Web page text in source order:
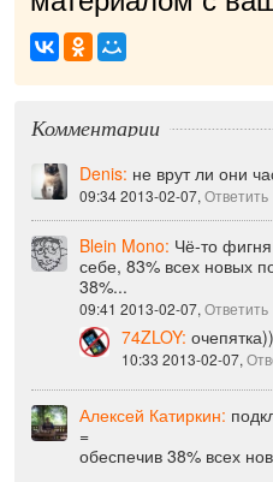
приятно!
Комментарии
09:34 2013-02-07,
Blein Mono:
себе, 83% всех новых
38%...
09:41 2013-02-07,Ответить
Алексей Катиркин: